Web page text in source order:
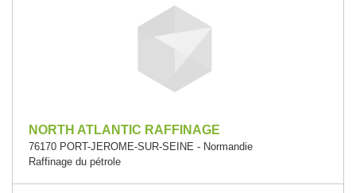
NORTH ATLANTIC RAFFINAGE
76170 PORT-JEROME-SUR-SEINE - Normandie
Raffinage du pétrole